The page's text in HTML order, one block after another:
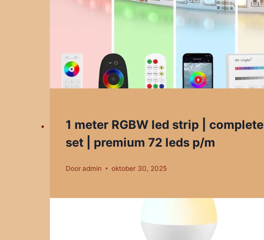
1 meter RGBW led strip | complete
set | premium 72 leds p/m
Door admin oktober 30, 2025